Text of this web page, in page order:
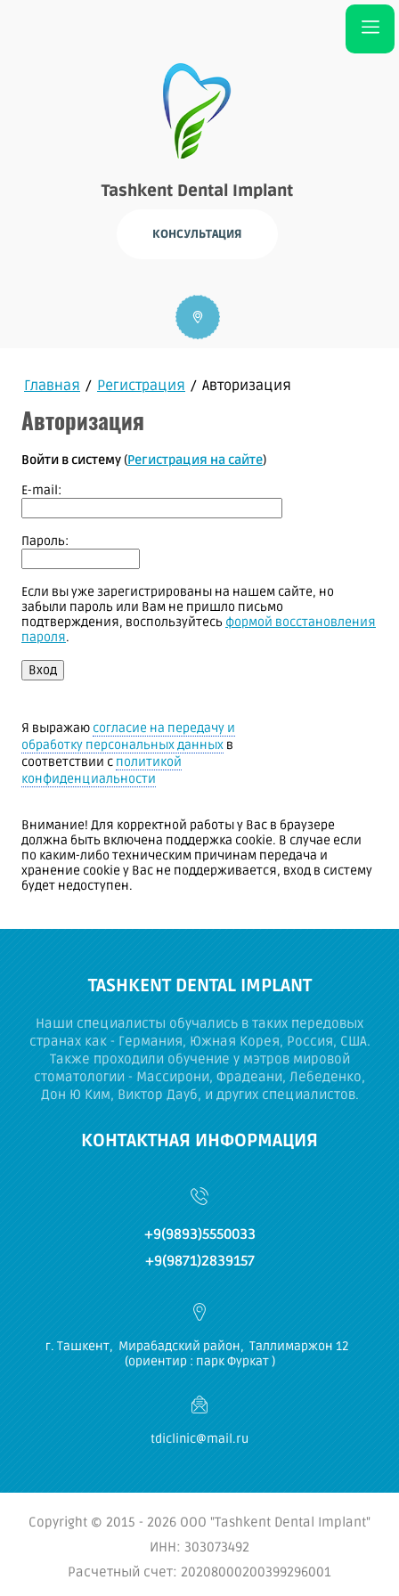
Tashkent Dental Implant
КОНСУЛЬТАЦИЯ
Главная / Регистрация / Авторизация
Авторизация
Войти в систему (Регистрация на сайте)
E-mail:
Пароль:
Если вы уже зарегистрированы на нашем сайте, но
забыли пароль или Вам не пришло письмо
подтверждения, воспользуйтесь формой восстановления
пароля.
Я выражаю согласие на передачу и
обработку персональных данных в
соответствии с политикой
конфиденциальности
Внимание! Для корректной работы у Вас в браузере
должна быть включена поддержка cookie. В случае если
по каким-либо техническим причинам передача и
хранение cookie у Вас не поддерживается, вход в систему
будет недоступен.
TASHKENT DENTAL IMPLANT
Наши специалисты обучались в таких передовых
странах как - Германия, Южная Корея, Россия, США.
Также проходили обучение у мэтров мировой
стоматологии - Массирони, Фрадеани, Лебеденко,
Дон Ю Ким, Виктор Дауб, и других специалистов.
КОНТАКТНАЯ ИНФОРМАЦИЯ
+9(9893)5550033
+9(9871)2839157
г. Ташкент, Мирабадский район, Таллимаржон 12
(ориентир : парк Фуркат )
tdiclinic@mail.ru
Copyright © 2015 - 2026 ООО "Tashkent Dental Implant"
ИНН: 303073492
Расчетный счет: 20208000200399296001